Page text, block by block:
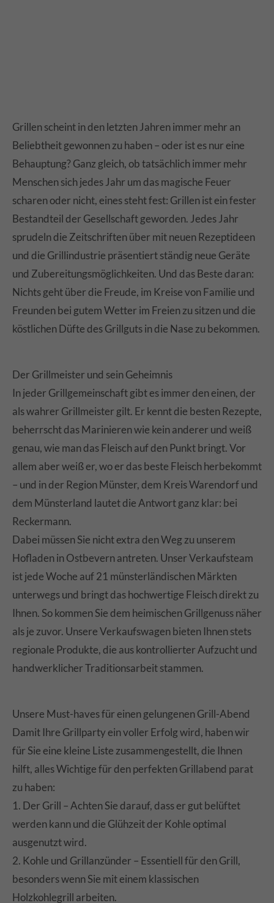
Grillen scheint in den letzten Jahren immer mehr an
Beliebtheit gewonnen zu haben – oder ist es nur eine
Behauptung? Ganz gleich, ob tatsächlich immer mehr
Menschen sich jedes Jahr um das magische Feuer
scharen oder nicht, eines steht fest: Grillen ist ein fester
Bestandteil der Gesellschaft geworden. Jedes Jahr
sprudeln die Zeitschriften über mit neuen Rezeptideen
und die Grillindustrie präsentiert ständig neue Geräte
und Zubereitungsmöglichkeiten. Und das Beste daran:
Nichts geht über die Freude, im Kreise von Familie und
Freunden bei gutem Wetter im Freien zu sitzen und die
köstlichen Düfte des Grillguts in die Nase zu bekommen.
Der Grillmeister und sein Geheimnis
In jeder Grillgemeinschaft gibt es immer den einen, der
als wahrer Grillmeister gilt. Er kennt die besten Rezepte,
beherrscht das Marinieren wie kein anderer und weiß
genau, wie man das Fleisch auf den Punkt bringt. Vor
allem aber weiß er, wo er das beste Fleisch herbekommt
– und in der Region Münster, dem Kreis Warendorf und
dem Münsterland lautet die Antwort ganz klar: bei
Reckermann.
Dabei müssen Sie nicht extra den Weg zu unserem
Hofladen in Ostbevern antreten. Unser Verkaufsteam
ist jede Woche auf 21 münsterländischen Märkten
unterwegs und bringt das hochwertige Fleisch direkt zu
Ihnen. So kommen Sie dem heimischen Grillgenuss näher
als je zuvor. Unsere Verkaufswagen bieten Ihnen stets
regionale Produkte, die aus kontrollierter Aufzucht und
handwerklicher Traditionsarbeit stammen.
Unsere Must-haves für einen gelungenen Grill-Abend
Damit Ihre Grillparty ein voller Erfolg wird, haben wir
für Sie eine kleine Liste zusammengestellt, die Ihnen
hilft, alles Wichtige für den perfekten Grillabend parat
zu haben:
1. Der Grill – Achten Sie darauf, dass er gut belüftet
werden kann und die Glühzeit der Kohle optimal
ausgenutzt wird.
2. Kohle und Grillanzünder – Essentiell für den Grill,
besonders wenn Sie mit einem klassischen
Holzkohlegrill arbeiten.